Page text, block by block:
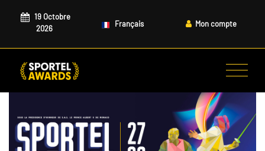
19 Octobre
2026
Français Mon compte